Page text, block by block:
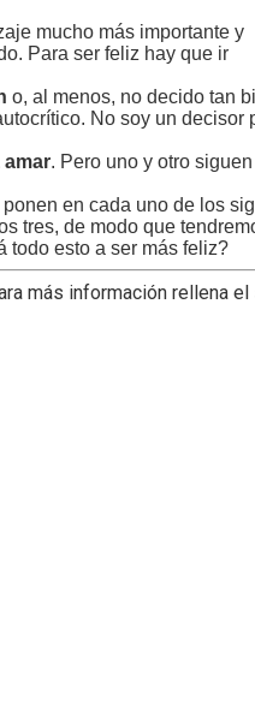
mucho más importante y
Para ser feliz hay que ir
o, al menos, no decido tan
No soy un decisor
amar. Pero uno y otro
en cada uno de los
tres, de modo que
todo esto a ser más feliz?
más información rellena